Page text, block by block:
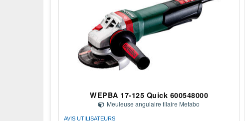
WEPBA 17-125 Quick 600548000
Meuleuse angulaire filaire Metabo
AVIS UTILISATEURS